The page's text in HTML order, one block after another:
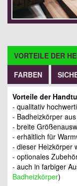
VORTEILE DER
FARBEN
Vorteile der
- qualitativ
- Badheizkörper
- breite
- erhältlich für
- dieser Heizkörper
- optionales
- auch in farbiger
Badheizkörper)